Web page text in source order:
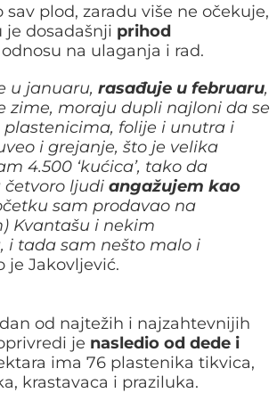
sav plod, zaradu više ne očekuje,
je dosadašnji prihod
na ulaganja i rad.
u januaru, rasađuje u februaru,
zime, moraju dupli najloni da se
folije i unutra i
i grejanje, što je velika
4.500 ‘kućica’, tako da
ljudi angažujem kao
sam prodavao na
Kvantašu i nekim
i tada sam nešto malo i
je Jakovljević.
od najtežih i najzahtevnijih
je nasledio od dede i
ima 76 plastenika tikvica,
krastavaca i praziluka.